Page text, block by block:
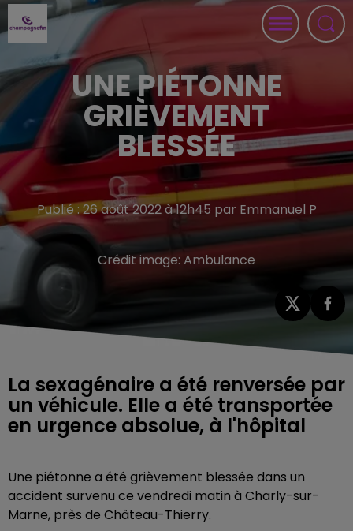
UNE PIÉTONNE
GRIÈVEMENT
BLESSÉE
Publié : 26 août 2022 à 12h45 par Emmanuel P
Crédit image: Ambulance
La sexagénaire a été renversée par
un véhicule. Elle a été transportée
en urgence absolue, à l'hôpital
Une piétonne a été grièvement blessée dans un
accident survenu ce vendredi matin à Charly-sur-
Marne, près de Château-Thierry.